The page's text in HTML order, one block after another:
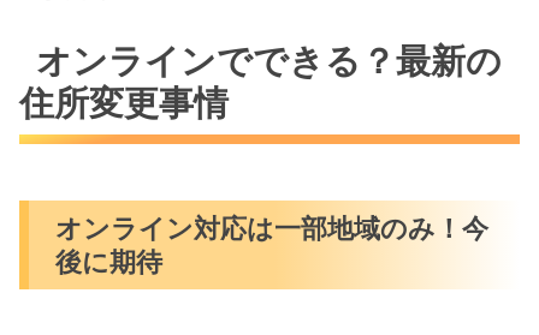
オンラインでできる？最新の
住所変更事情
オンライン対応は一部地域のみ！今
後に期待